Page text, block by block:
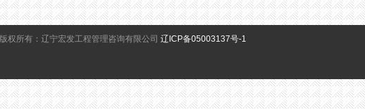
版权所有：辽宁宏发工程管理咨询有限公司 辽ICP备05003137号-1